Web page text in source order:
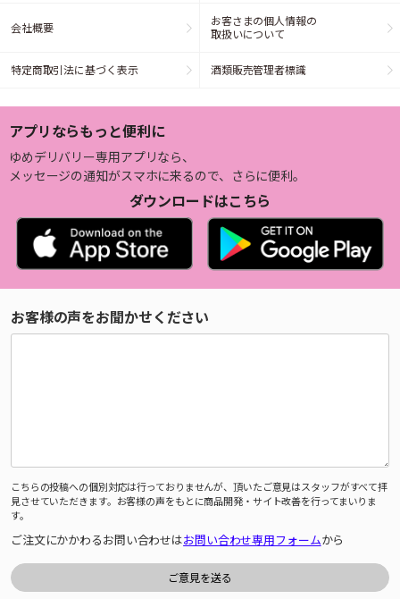
会社概要
お客さまの個人情報の
取扱いについて
特定商取引法に基づく表示 酒類販売管理者標識
アプリならもっと便利に
ゆめデリバリー専用アプリなら、
メッセージの通知がスマホに来るので、さらに便利。
ダウンロードはこちら
お客様の声をお聞かせください
こちらの投稿への個別対応は行っておりませんが、頂いたご意見はスタッフがすべて拝
見させていただきます。お客様の声をもとに商品開発・サイト改善を行ってまいりま
す。
ご注文にかかわるお問い合わせはお問い合わせ専用フォームから